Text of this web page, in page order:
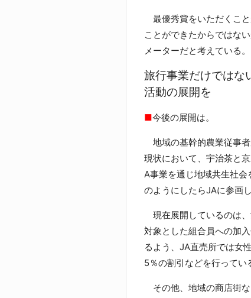
最優秀賞をいただくこ
ことができたからではな
メーターだと考えている。
旅行事業だけではな
活動の展開を
■今後の展開は。
地域の基幹的農業従事
現状において、宇治茶と
A事業を通じ地域共生社
のようにしたらJAに参画
現在展開しているのは
対象とした組合員への加
るよう、JA直売所では女
5％の割引などを行ってい
その他、地域の商店街